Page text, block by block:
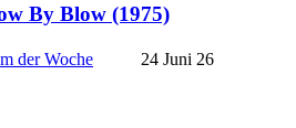
By Blow (1975)
der Woche 24 Juni 26